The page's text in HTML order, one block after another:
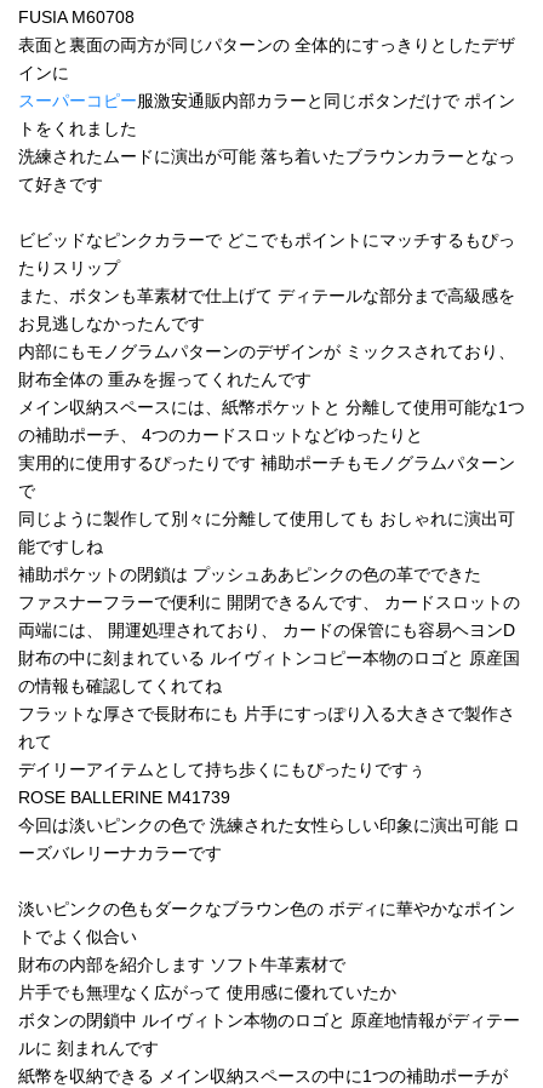
FUSIA M60708
表面と裏面の両方が同じパターンの 全体的にすっきりとしたデザ
インに
スーパーコピー服激安通販内部カラーと同じボタンだけで ポイン
トをくれました
洗練されたムードに演出が可能 落ち着いたブラウンカラーとなっ
て好きです
ビビッドなピンクカラーで どこでもポイントにマッチするもぴっ
たりスリップ
また、ボタンも革素材で仕上げて ディテールな部分まで高級感を
お見逃しなかったんです
内部にもモノグラムパターンのデザインが ミックスされており、
財布全体の 重みを握ってくれたんです
メイン収納スペースには、紙幣ポケットと 分離して使用可能な1つ
の補助ポーチ、 4つのカードスロットなどゆったりと
実用的に使用するぴったりです 補助ポーチもモノグラムパターン
で
同じように製作して別々に分離して使用しても おしゃれに演出可
能ですしね
補助ポケットの閉鎖は プッシュああピンクの色の革でできた
ファスナーフラーで便利に 開閉できるんです、 カードスロットの
両端には、 開運処理されており、 カードの保管にも容易ヘヨンD
財布の中に刻まれている ルイヴィトンコピー本物のロゴと 原産国
の情報も確認してくれてね
フラットな厚さで長財布にも 片手にすっぽり入る大きさで製作さ
れて
デイリーアイテムとして持ち歩くにもぴったりですぅ
ROSE BALLERINE M41739
今回は淡いピンクの色で 洗練された女性らしい印象に演出可能 ロ
ーズバレリーナカラーです
淡いピンクの色もダークなブラウン色の ボディに華やかなポイン
トでよく似合い
財布の内部を紹介します ソフト牛革素材で
片手でも無理なく広がって 使用感に優れていたか
ボタンの閉鎖中 ルイヴィトン本物のロゴと 原産地情報がディテー
ルに 刻まれんです
紙幣を収納できる メイン収納スペースの中に1つの補助ポーチが